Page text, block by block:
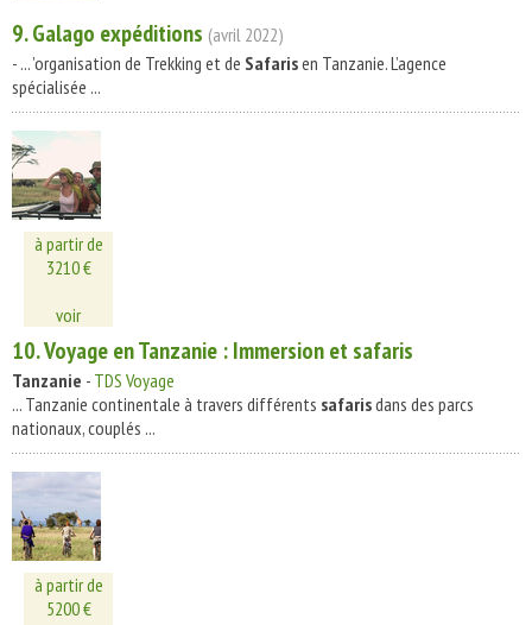
9. Galago expéditions (avril 2022)
- ... ’organisation de Trekking et de Safarisen Tanzanie. L’agence
spécialisée ...
à partir de
3210 €
voir
10. Voyage en Tanzanie : Immersion et safaris
Tanzanie - TDS Voyage
... Tanzanie continentale à travers différents safarisdans des parcs
nationaux, couplés ...
à partir de
5200 €